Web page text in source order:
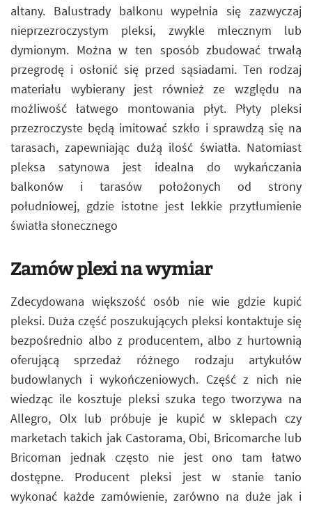
altany. Balustrady balkonu wypełnia się zazwyczaj
nieprzezroczystym pleksi, zwykle mlecznym lub
dymionym. Można w ten sposób zbudować trwałą
przegrodę i osłonić się przed sąsiadami. Ten rodzaj
materiału wybierany jest również ze względu na
możliwość łatwego montowania płyt. Płyty pleksi
przezroczyste będą imitować szkło i sprawdzą się na
tarasach, zapewniając dużą ilość światła. Natomiast
pleksa satynowa jest idealna do wykańczania
balkonów i tarasów położonych od strony
południowej, gdzie istotne jest lekkie przytłumienie
światła słonecznego
Zamów plexi na wymiar
Zdecydowana większość osób nie wie gdzie kupić
pleksi. Duża część poszukujących pleksi kontaktuje się
bezpośrednio albo z producentem, albo z hurtownią
oferującą sprzedaż różnego rodzaju artykułów
budowlanych i wykończeniowych. Część z nich nie
wiedząc ile kosztuje pleksi szuka tego tworzywa na
Allegro, Olx lub próbuje je kupić w sklepach czy
marketach takich jak Castorama, Obi, Bricomarche lub
Bricoman jednak często nie jest ono tam łatwo
dostępne. Producent pleksi jest w stanie tanio
wykonać każde zamówienie, zarówno na duże jak i